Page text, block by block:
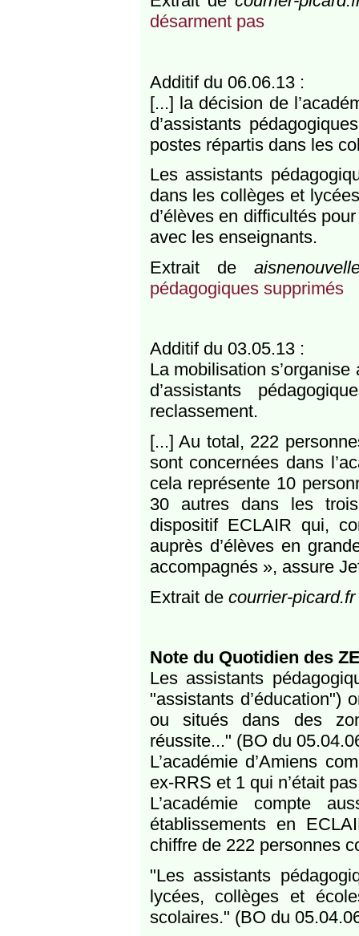
désarment pas
Additif du 06.06.13 :
[...] la décision de
d’assistants
postes répartis dans les
Les assistants
dans les collèges et
d’élèves en difficultés
avec les enseignants.
Extrait de
pédagogiques supprimés
Additif du 03.05.13 :
La mobilisation
d’assistants
reclassement.
[...] Au total, 222
sont concernées dans
cela représente 10
30 autres dans les
dispositif ECLAIR qui,
auprès d’élèves en
accompagnés », assure
Extrait de courrier-picard.fr
Note du Quotidien des
Les assistants
"assistants d’éducation")
ou situés dans des
réussite..." (BO du
L’académie d’Amiens
ex-RRS et 1 qui n’était
L’académie compte
établissements en
chiffre de 222 personnes
"Les assistants
lycées, collèges et
scolaires." (BO du